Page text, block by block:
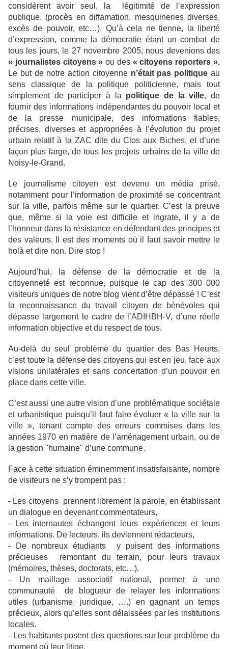
considèrent avoir seul, la légitimité de l’expression
publique. (procès en diffamation, mesquineries diverses,
excès de pouvoir, etc…). Qu’à cela ne tienne, la liberté
d’expression, comme la démocratie étant un combat de
tous les jours, le 27 novembre 2005, nous devenions des
« journalistes citoyens » ou des « citoyens reporters ».
Le but de notre action citoyenne n’était pas politique au
sens classique de la politique politicienne, mais tout
simplement de participer à la politique de la ville, de
fournir des informations indépendantes du pouvoir local et
de la presse municipale, des informations fiables,
précises, diverses et appropriées à l’évolution du projet
urbain relatif à la ZAC dite du Clos aux Biches, et d’une
façon plus large, de tous les projets urbains de la ville de
Noisy-le-Grand.
Le journalisme citoyen est devenu un média prisé,
notamment pour l’information de proximité se concentrant
sur la ville, parfois même sur le quartier. C’est la preuve
que, même si la voie est difficile et ingrate, il y a de
l’honneur dans la résistance en défendant des principes et
des valeurs. Il est des moments où il faut savoir mettre le
holà et dire non. Dire stop !
Aujourd’hui, la défense de la démocratie et de la
citoyenneté est reconnue, puisque le cap des 300 000
visiteurs uniques de notre blog vient d’être dépassé ! C’est
la reconnaissance du travail citoyen de bénévoles qui
dépasse largement le cadre de l’ADIHBH-V, d’une réelle
information objective et du respect de tous.
Au-delà du seul problème du quartier des Bas Heurts,
c’est toute la défense des citoyens qui est en jeu, face aux
visions unilatérales et sans concertation d’un pouvoir en
place dans cette ville.
C’est aussi une autre vision d’une problématique sociétale
et urbanistique puisqu’il faut faire évoluer « la ville sur la
ville », tenant compte des erreurs commises dans les
années 1970 en matière de l’aménagement urbain, ou de
la gestion "humaine" d’une commune.
Face à cette situation éminemment insatisfaisante, nombre
de visiteurs ne s’y trompent pas :
- Les citoyens prennent librement la parole, en établissant
un dialogue en devenant commentateurs,
- Les internautes échangent leurs expériences et leurs
informations. De lecteurs, ils deviennent rédacteurs,
- De nombreux étudiants y puisent des informations
précieuses remontant du terrain, pour leurs travaux
(mémoires, thèses, doctorats, etc…),
- Un maillage associatif national, permet à une
communauté de blogueur de relayer les informations
utiles (urbanisme, juridique, ….) en gagnant un temps
précieux, alors qu’elles sont délaissées par les institutions
locales.
- Les habitants posent des questions sur leur problème du
moment où leur litige,